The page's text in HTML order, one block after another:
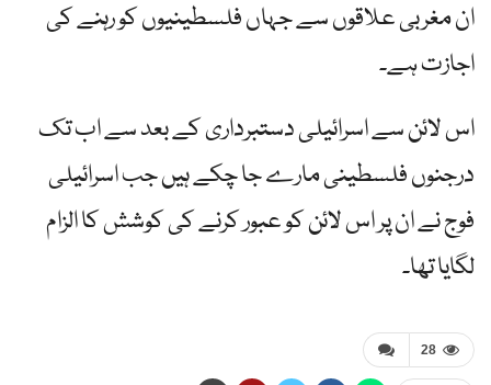
ان مغربی علاقوں سے جہاں فلسطینیوں کو رہنے کی
اجازت ہے۔
اس لائن سے اسرائیلی دستبرداری کے بعد سے اب تک
درجنوں فلسطینی مارے جا چکے ہیں جب اسرائیلی
فوج نے ان پر اس لائن کو عبور کرنے کی کوشش کا الزام
لگایا تھا۔
28